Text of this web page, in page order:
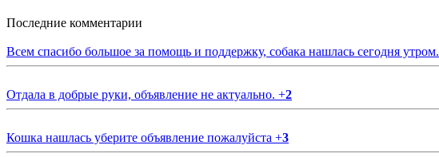
Последние комментарии
Всем спасибо большое за помощь и поддержку, собака нашлась сегодня утром.
Отдала в добрые руки, объявление не актуально. +2
Кошка нашлась уберите объявление пожалуйста +3